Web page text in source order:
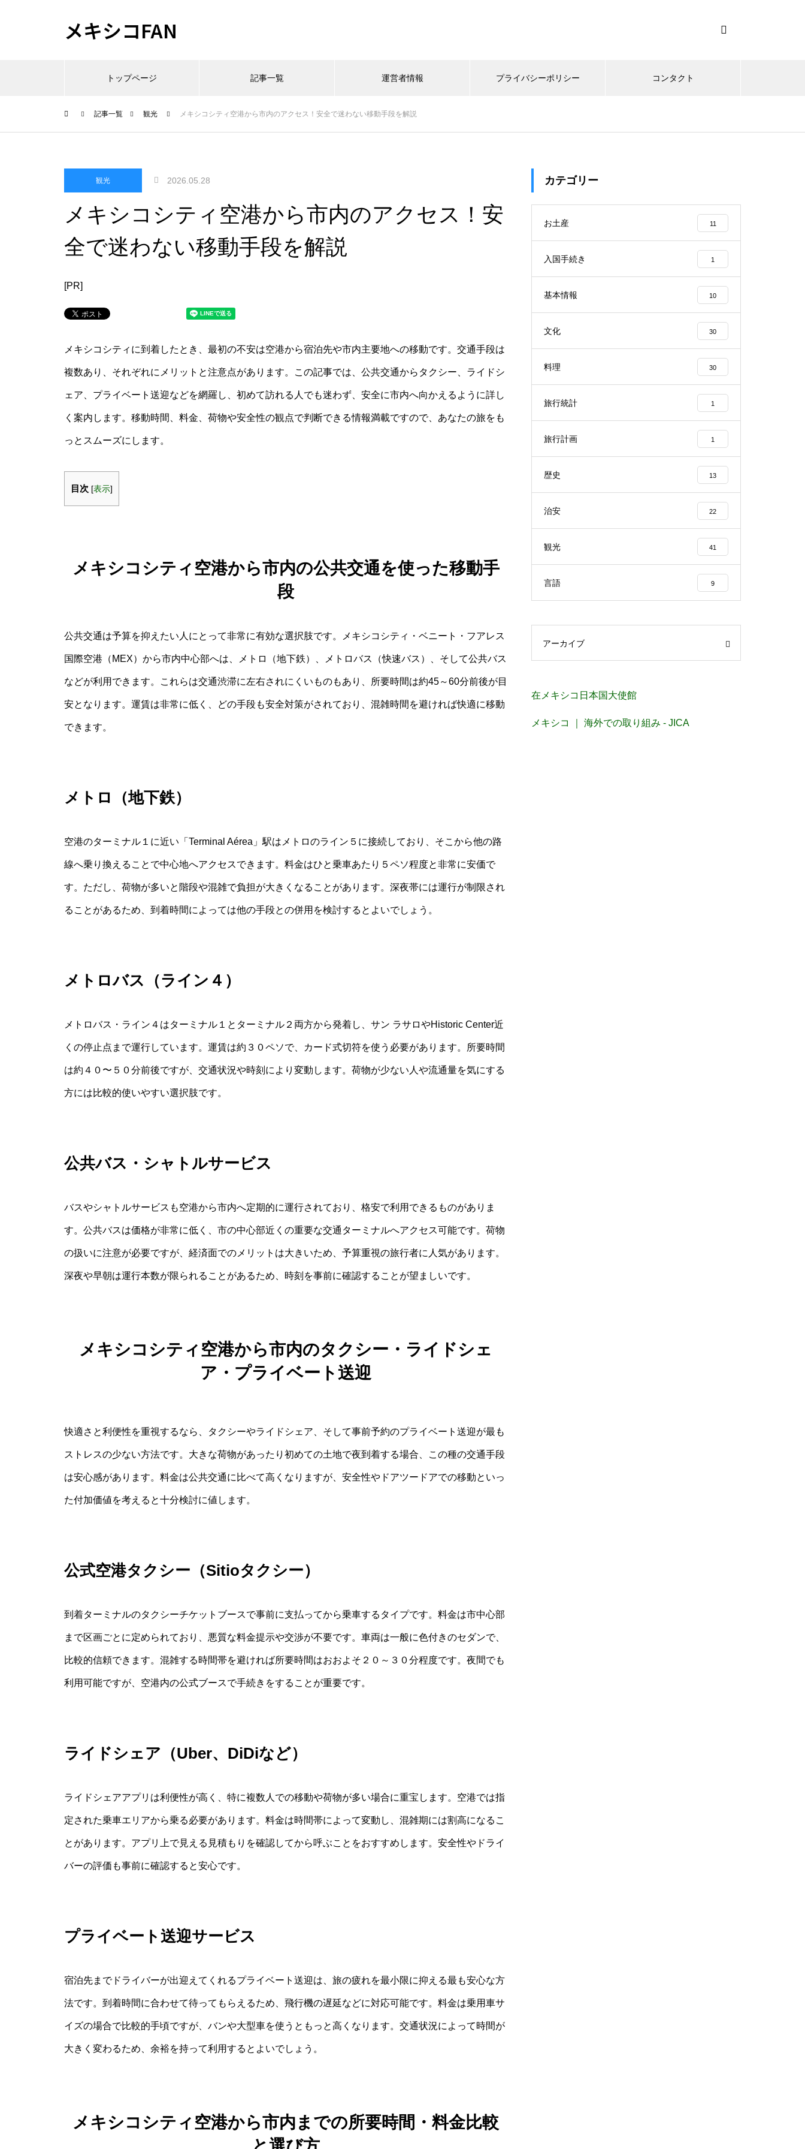
メキシコFAN
トップページ 記事一覧 運営者情報 プライバシーポリシー コンタクト
記事一覧 観光 メキシコシティ空港から市内のアクセス！安全で迷わない移動手段を解説
観光 2026.05.28
メキシコシティ空港から市内のアクセス！安
全で迷わない移動手段を解説
[PR]
メキシコシティに到着したとき、最初の不安は空港から宿泊先や市内主要地への移動です。交通手段は
複数あり、それぞれにメリットと注意点があります。この記事では、公共交通からタクシー、ライドシ
ェア、プライベート送迎などを網羅し、初めて訪れる人でも迷わず、安全に市内へ向かえるように詳し
く案内します。移動時間、料金、荷物や安全性の観点で判断できる情報満載ですので、あなたの旅をも
っとスムーズにします。
目次 [表示]
メキシコシティ空港から市内の公共交通を使った移動手
段
公共交通は予算を抑えたい人にとって非常に有効な選択肢です。メキシコシティ・ベニート・フアレス
国際空港（MEX）から市内中心部へは、メトロ（地下鉄）、メトロバス（快速バス）、そして公共バス
などが利用できます。これらは交通渋滞に左右されにくいものもあり、所要時間は約45～60分前後が目
安となります。運賃は非常に低く、どの手段も安全対策がされており、混雑時間を避ければ快適に移動
できます。
メトロ（地下鉄）
空港のターミナル１に近い「Terminal Aérea」駅はメトロのライン５に接続しており、そこから他の路
線へ乗り換えることで中心地へアクセスできます。料金はひと乗車あたり５ペソ程度と非常に安価で
す。ただし、荷物が多いと階段や混雑で負担が大きくなることがあります。深夜帯には運行が制限され
ることがあるため、到着時間によっては他の手段との併用を検討するとよいでしょう。
メトロバス（ライン４）
メトロバス・ライン４はターミナル１とターミナル２両方から発着し、サン ラサロやHistoric Center近
くの停止点まで運行しています。運賃は約３０ペソで、カード式切符を使う必要があります。所要時間
は約４０〜５０分前後ですが、交通状況や時刻により変動します。荷物が少ない人や流通量を気にする
方には比較的使いやすい選択肢です。
公共バス・シャトルサービス
バスやシャトルサービスも空港から市内へ定期的に運行されており、格安で利用できるものがありま
す。公共バスは価格が非常に低く、市の中心部近くの重要な交通ターミナルへアクセス可能です。荷物
の扱いに注意が必要ですが、経済面でのメリットは大きいため、予算重視の旅行者に人気があります。
深夜や早朝は運行本数が限られることがあるため、時刻を事前に確認することが望ましいです。
メキシコシティ空港から市内のタクシー・ライドシェ
ア・プライベート送迎
快適さと利便性を重視するなら、タクシーやライドシェア、そして事前予約のプライベート送迎が最も
ストレスの少ない方法です。大きな荷物があったり初めての土地で夜到着する場合、この種の交通手段
は安心感があります。料金は公共交通に比べて高くなりますが、安全性やドアツードアでの移動といっ
た付加価値を考えると十分検討に値します。
公式空港タクシー（Sitioタクシー）
到着ターミナルのタクシーチケットブースで事前に支払ってから乗車するタイプです。料金は市中心部
まで区画ごとに定められており、悪質な料金提示や交渉が不要です。車両は一般に色付きのセダンで、
比較的信頼できます。混雑する時間帯を避ければ所要時間はおおよそ２０～３０分程度です。夜間でも
利用可能ですが、空港内の公式ブースで手続きをすることが重要です。
ライドシェア（Uber、DiDiなど）
ライドシェアアプリは利便性が高く、特に複数人での移動や荷物が多い場合に重宝します。空港では指
定された乗車エリアから乗る必要があります。料金は時間帯によって変動し、混雑期には割高になるこ
とがあります。アプリ上で見える見積もりを確認してから呼ぶことをおすすめします。安全性やドライ
バーの評価も事前に確認すると安心です。
プライベート送迎サービス
宿泊先までドライバーが出迎えてくれるプライベート送迎は、旅の疲れを最小限に抑える最も安心な方
法です。到着時間に合わせて待ってもらえるため、飛行機の遅延などに対応可能です。料金は乗用車サ
イズの場合で比較的手頃ですが、バンや大型車を使うともっと高くなります。交通状況によって時間が
大きく変わるため、余裕を持って利用するとよいでしょう。
メキシコシティ空港から市内までの所要時間・料金比較
カテゴリー
お土産 11
入国手続き 1
基本情報 10
文化 30
料理 30
旅行統計 1
旅行計画 1
歴史 13
治安 22
観光 41
言語 9
アーカイブ
在メキシコ日本国大使館
メキシコ ｜ 海外での取り組み - JICA